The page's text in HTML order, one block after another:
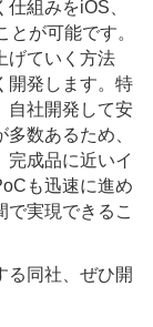
組みをiOS、
が可能です。
げていく方法
開発します。特
自社開発して安
数あるため、
完成品に近いイ
も迅速に進め
で実現できるこ
る同社、ぜひ開